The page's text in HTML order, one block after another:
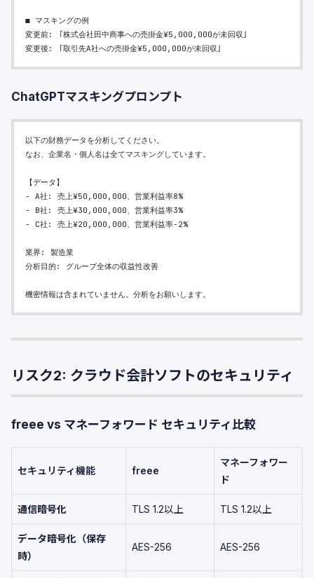
■ マスキングの例
変更前: 「株式会社田中商事への売掛金¥5,000,000が未回収」
変更後: 「取引先A社への売掛金¥5,000,000が未回収」
ChatGPTマスキングプロンプト
以下の財務データを分析してください。
なお、企業名・個人名は全てマスキングしています。
【データ】
- A社: 売上¥50,000,000、営業利益率8%
- B社: 売上¥30,000,000、営業利益率3%
- C社: 売上¥20,000,000、営業利益率-2%
業界: 製造業
分析目的: グループ全体の収益性改善
機密情報は含まれていません。分析をお願いします。
リスク2: クラウド会計ソフトのセキュリティ
freee vs マネーフォワード セキュリティ比較
セキュリティ機能 freee
マネーフォワー
ド
通信暗号化 TLS 1.2以上 TLS 1.2以上
データ暗号化（保存
時）
AES-256 AES-256